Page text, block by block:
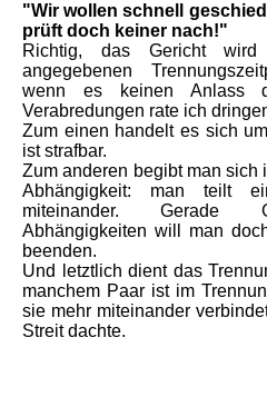
"Wir wollen schnell
prüft doch keiner nach!"
Richtig, das Gericht wird
angegebenen
wenn es keinen Anlass
Verabredungen rate ich
Zum einen handelt es sich
ist strafbar.
Zum anderen begibt man sich
Abhängigkeit: man teilt
miteinander. Gerade
Abhängigkeiten will man
beenden.
Und letztlich dient das
manchem Paar ist im
sie mehr miteinander
Streit dachte.